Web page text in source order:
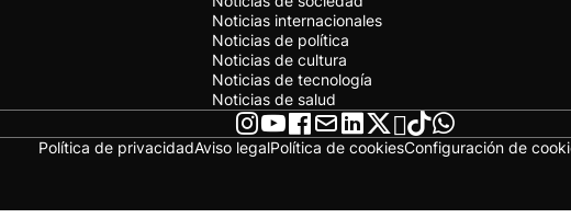
Noticias internacionales
Noticias de política
Noticias de cultura
Noticias de tecnología
Noticias de salud
Política de privacidadAviso legalPolítica de cookiesConfiguración de